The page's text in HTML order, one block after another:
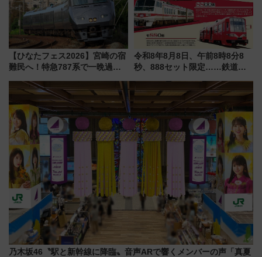
【ひなたフェス2026】宮崎の宿
難民へ！特急787系で一晩過ご
ローおひさま」が救世主に？
令和8年8月8日、午前8時8分8
秒、888セット限定……鉄道各
たち
乃木坂46〝駅と新幹線に降臨〟音声ARで響くメンバーの声「真夏